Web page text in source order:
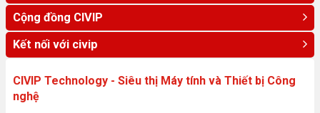
Cộng đồng CIVIP
Kết nối với civip
CIVIP Technology - Siêu thị Máy tính và Thiết bị Công
nghệ